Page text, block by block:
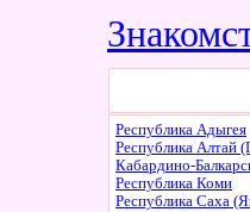
Республика Адыгея
Республика Алтай
Кабардино-
Республика Коми
Республика Саха